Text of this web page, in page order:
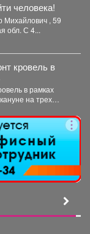
человека!
Михайлович , 59
лет, г. #Белово , #Кемеровская обл. С 4...
кровель в
в рамках
на трех